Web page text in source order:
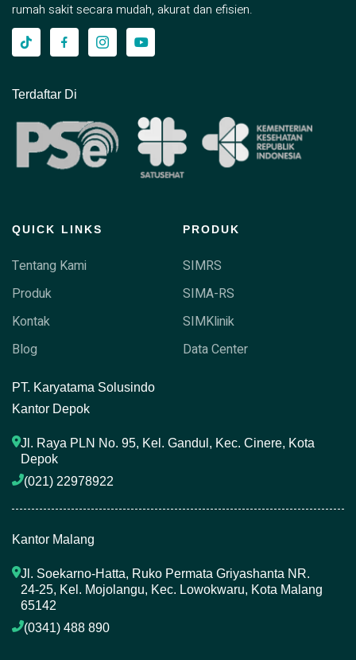
rumah sakit secara mudah, akurat dan efisien.
Terdaftar Di
QUICK LINKS
Tentang Kami
Produk
Kontak
Blog
PRODUK
SIMRS
SIMA-RS
SIMKlinik
Data Center
PT. Karyatama Solusindo
Kantor Depok
Jl. Raya PLN No. 95, Kel. Gandul, Kec. Cinere, Kota
Depok
(021) 22978922
Kantor Malang
Jl. Soekarno-Hatta, Ruko Permata Griyashanta NR.
24-25, Kel. Mojolangu, Kec. Lowokwaru, Kota Malang
65142
(0341) 488 890